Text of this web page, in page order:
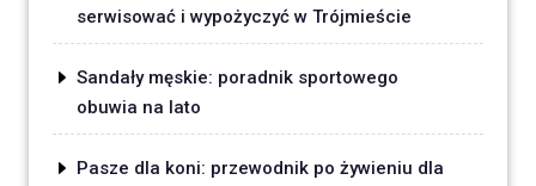
serwisować i wypożyczyć w Trójmieście
Sandały męskie: poradnik sportowego
obuwia na lato
Pasze dla koni: przewodnik po żywieniu dla